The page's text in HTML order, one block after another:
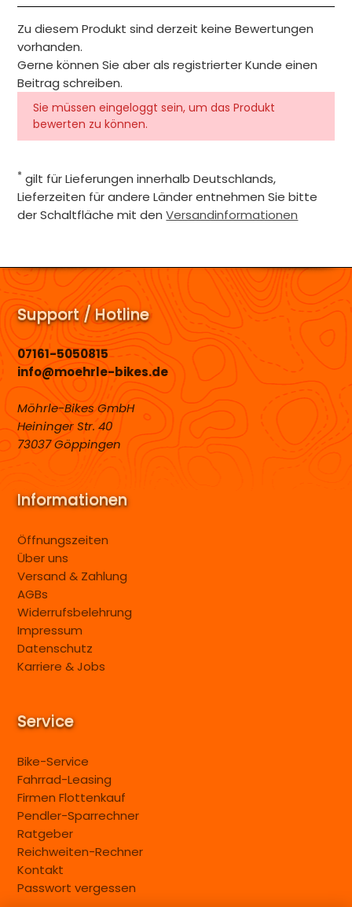
Zu diesem Produkt sind derzeit keine Bewertungen
vorhanden.
Gerne können Sie aber als registrierter Kunde einen
Beitrag schreiben.
Sie müssen eingeloggt sein, um das Produkt
bewerten zu können.
* gilt für Lieferungen innerhalb Deutschlands,
Lieferzeiten für andere Länder entnehmen Sie bitte
der Schaltfläche mit denVersandinformationen
Support / Hotline
07161-5050815
info@moehrle-bikes.de
Möhrle-Bikes GmbH
Heininger Str. 40
73037 Göppingen
Informationen
Öffnungszeiten
Über uns
Versand & Zahlung
AGBs
Widerrufsbelehrung
Impressum
Datenschutz
Karriere & Jobs
Service
Bike-Service
Fahrrad-Leasing
Firmen Flottenkauf
Pendler-Sparrechner
Ratgeber
Reichweiten-Rechner
Kontakt
Passwort vergessen